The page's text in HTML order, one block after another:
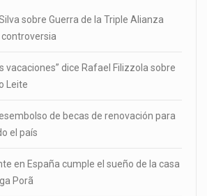
sobre Guerra de la Triple Alianza
vacaciones” dice Rafael Filizzola sobre
Leite
de becas de renovación para
el país
en España cumple el sueño de la casa
Porã